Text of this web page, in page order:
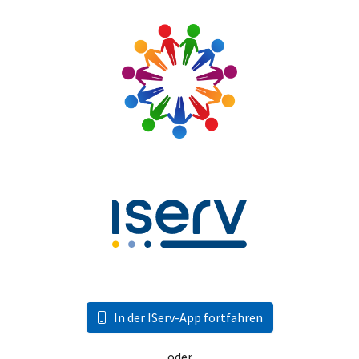
In der IServ-App fortfahren